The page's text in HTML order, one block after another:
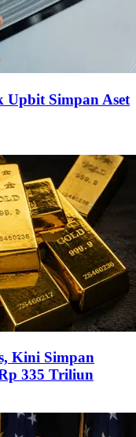
Upbit Simpan Aset
Kini Simpan
335 Triliun